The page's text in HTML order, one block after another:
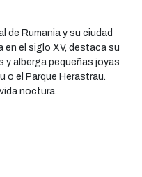
de Rumania y su ciudad
en el siglo XV, destaca su
alberga pequeñas joyas
o el Parque Herastrau.
noctura.